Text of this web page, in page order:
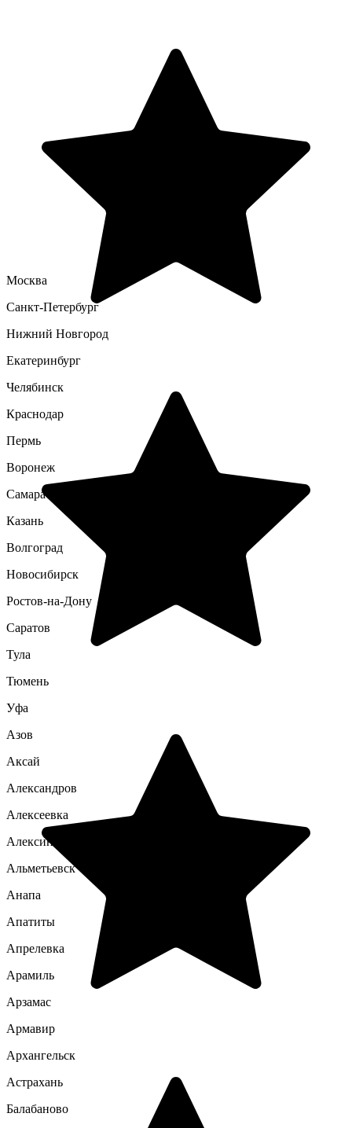
Москва
Санкт-Петербург
Нижний Новгород
Екатеринбург
Челябинск
Краснодар
Пермь
Воронеж
Самара
Казань
Волгоград
Новосибирск
Ростов-на-Дону
Саратов
Тула
Тюмень
Уфа
Азов
Аксай
Александров
Алексеевка
Алексин
Альметьевск
Анапа
Апатиты
Апрелевка
Арамиль
Арзамас
Армавир
Архангельск
Астрахань
Балабаново